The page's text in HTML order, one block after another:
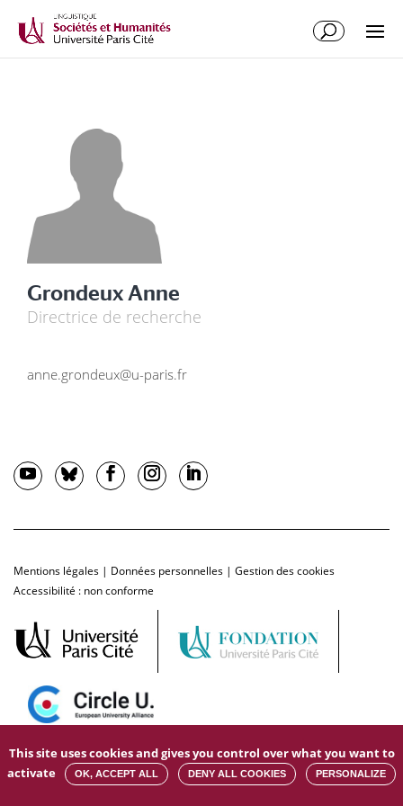
Grondeux Anne
Directrice de recherche
anne.grondeux@u-paris.fr
Mentions légales | Données personnelles | Gestion des cookies
Accessibilité : non conforme
This site uses cookies and gives you control over what you want to
activate
OK, ACCEPT ALL DENY ALL COOKIES PERSONALIZE